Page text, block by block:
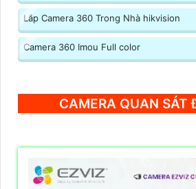
Lắp Camera 360 Trong Nhà hikvision
Camera 360 Imou Full color
CAMERA QUAN SÁT